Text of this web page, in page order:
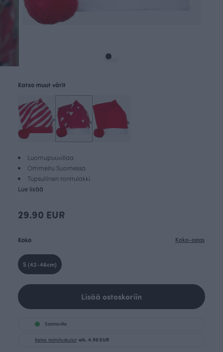
Luomupuuvillaa
Ommeltu Suomessa
Tupsullinen tonttulakki
Lue lisää
Katso muut värit
29.90 EUR
Koko Koko-opas
S (42-46cm)
Lisää ostoskoriin
Saatavilla
Katso toimituskulut alk. 4.90 EUR